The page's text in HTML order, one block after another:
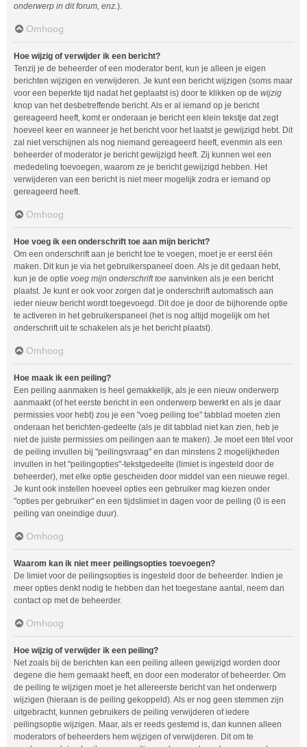
onderwerp in dit forum, enz.).
Omhoog
Hoe wijzig of verwijder ik een bericht?
Tenzij je de beheerder of een moderator bent, kun je alleen je eigen
berichten wijzigen en verwijderen. Je kunt een bericht wijzigen (soms maar
voor een beperkte tijd nadat het geplaatst is) door te klikken op de wijzig
knop van het desbetreffende bericht. Als er al iemand op je bericht
gereageerd heeft, komt er onderaan je bericht een klein tekstje dat zegt
hoeveel keer en wanneer je het bericht voor het laatst je gewijzigd hebt. Dit
zal niet verschijnen als nog niemand gereageerd heeft, evenmin als een
beheerder of moderator je bericht gewijzigd heeft. Zij kunnen wel een
mededeling toevoegen, waarom ze je bericht gewijzigd hebben. Het
verwijderen van een bericht is niet meer mogelijk zodra er iemand op
gereageerd heeft.
Omhoog
Hoe voeg ik een onderschrift toe aan mijn bericht?
Om een onderschrift aan je bericht toe te voegen, moet je er eerst één
maken. Dit kun je via het gebruikerspaneel doen. Als je dit gedaan hebt,
kun je de optie voeg mijn onderschrift toe aanvinken als je een bericht
plaatst. Je kunt er ook voor zorgen dat je onderschrift automatisch aan
ieder nieuw bericht wordt toegevoegd. Dit doe je door de bijhorende optie
te activeren in het gebruikerspaneel (het is nog altijd mogelijk om het
onderschrift uit te schakelen als je het bericht plaatst).
Omhoog
Hoe maak ik een peiling?
Een peiling aanmaken is heel gemakkelijk, als je een nieuw onderwerp
aanmaakt (of het eerste bericht in een onderwerp bewerkt en als je daar
permissies voor hebt) zou je een "voeg peiling toe" tabblad moeten zien
onderaan het berichten-gedeelte (als je dit tabblad niet kan zien, heb je
niet de juiste permissies om peilingen aan te maken). Je moet een titel voor
de peiling invullen bij "peilingsvraag" en dan minstens 2 mogelijkheden
invullen in het "peilingopties"-tekstgedeelte (limiet is ingesteld door de
beheerder), met elke optie gescheiden door middel van een nieuwe regel.
Je kunt ook instellen hoeveel opties een gebruiker mag kiezen onder
"opties per gebruiker" en een tijdslimiet in dagen voor de peiling (0 is een
peiling van oneindige duur).
Omhoog
Waarom kan ik niet meer peilingsopties toevoegen?
De limiet voor de peilingsopties is ingesteld door de beheerder. Indien je
meer opties denkt nodig te hebben dan het toegestane aantal, neem dan
contact op met de beheerder.
Omhoog
Hoe wijzig of verwijder ik een peiling?
Net zoals bij de berichten kan een peiling alleen gewijzigd worden door
degene die hem gemaakt heeft, en door een moderator of beheerder. Om
de peiling te wijzigen moet je het allereerste bericht van het onderwerp
wijzigen (hieraan is de peiling gekoppeld). Als er nog geen stemmen zijn
uitgebracht, kunnen gebruikers de peiling verwijderen of iedere
peilingsoptie wijzigen. Maar, als er reeds gestemd is, dan kunnen alleen
moderators of beheerders hem wijzigen of verwijderen. Dit om te